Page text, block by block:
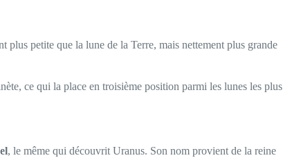
plus petite que la lune de la Terre, mais nettement plus grande
ce qui la place en troisième position parmi les lunes les plus
, le même qui découvrit Uranus. Son nom provient de la reine